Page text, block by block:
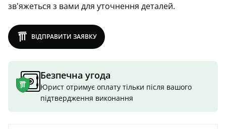
зв'яжеться з вами для уточнення деталей.
lawly ВІДПРАВИТИ ЗАЯВКУ
Безпечна угода
Юрист отримує оплату тільки після вашого
підтвердження виконання